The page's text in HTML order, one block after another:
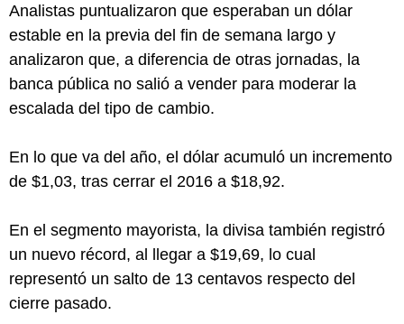
Analistas puntualizaron que esperaban un dólar
estable en la previa del fin de semana largo y
analizaron que, a diferencia de otras jornadas, la
banca pública no salió a vender para moderar la
escalada del tipo de cambio.
En lo que va del año, el dólar acumuló un incremento
de $1,03, tras cerrar el 2016 a $18,92.
En el segmento mayorista, la divisa también registró
un nuevo récord, al llegar a $19,69, lo cual
representó un salto de 13 centavos respecto del
cierre pasado.